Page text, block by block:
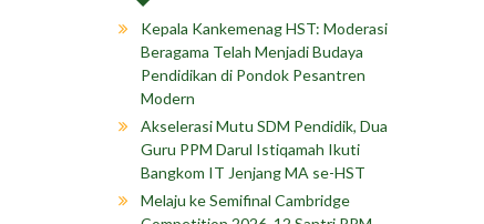
Kepala Kankemenag HST: Moderasi
Beragama Telah Menjadi Budaya
Pendidikan di Pondok Pesantren
Modern
Akselerasi Mutu SDM Pendidik, Dua
Guru PPM Darul Istiqamah Ikuti
Bangkom IT Jenjang MA se-HST
Melaju ke Semifinal Cambridge